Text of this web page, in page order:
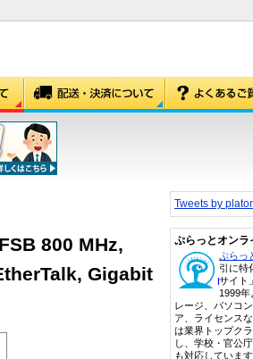
800 MHz,
Gigabit
Tweets by
ぷらっとオンラ
ぷらっ
引に特
サイト
1999
レージ、パソコ
ア、ライセンス
は業界トップク
し、学校・官公
も対応しています